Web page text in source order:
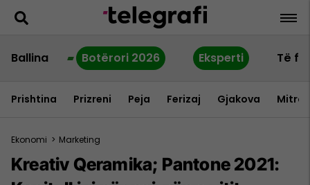
Ballina Botërori 2026 Eksperti Të
Prishtina Prizreni Peja Ferizaj Gjakova
Ekonomi > Marketing
Kreativ Qeramika; Pantone 2021: